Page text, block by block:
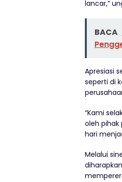
lancar,”
BACA
Apresiasi
seperti di
“Kami
oleh
hari
Melalui